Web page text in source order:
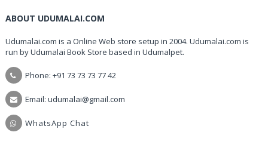
ABOUT UDUMALAI.COM
Udumalai.com is a Online Web store setup in 2004. Udumalai.com is
run by Udumalai Book Store based in Udumalpet.
Phone: +91 73 73 73 77 42
Email: udumalai@gmail.com
WhatsApp Chat